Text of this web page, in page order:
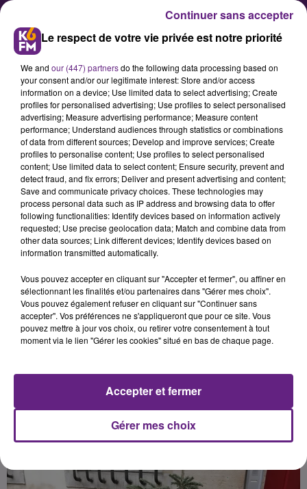
Pour vous débarrasser de votre
sapin de Noël à Dijon, c’est ce
vendredi soir
La collecte de sapins organisée par
Dijon métropole avait lieu cette
semaine dans différentes
dijonnaise. Sur le territoire de la
ville de Dijon (hors zones
d’activités), la collecte sera réalisée
ce vendredi soir. Il faudra déposer
sur votre trottoir, entre 18h et 20h.
Publié : 8 janvier 2021 à 5h30 par la rédaction
Le respect de votre vie privée est notre priorité
We and our (447) partnersdo the following data processing based on
your consent and/or our legitimate interest: Store and/or access
information on a device; Use limited data to select advertising; Create
profiles for personalised advertising; Use profiles to select personalised
advertising; Measure advertising performance; Measure content
performance; Understand audiences through statistics or combinations
of data from different sources; Develop and improve services; Create
profiles to personalise content; Use profiles to select personalised
content; Use limited data to select content; Ensure security, prevent and
detect fraud, and fix errors; Deliver and present advertising and content;
Save and communicate privacy choices. These technologies may
process personal data such as IP address and browsing data to offer
following functionalities: Identify devices based on information actively
requested; Use precise geolocation data; Match and combine data from
other data sources; Link different devices; Identify devices based on
information transmitted automatically.
Vous pouvez accepter en cliquant sur "Accepter et fermer", ou affiner en
sélectionnant les finalités et/ou partenaires dans "Gérer mes choix".
Vous pouvez également refuser en cliquant sur "Continuer sans
accepter". Vos préférences ne s'appliqueront que pour ce site. Vous
pouvez mettre à jour vos choix, ou retirer votre consentement à tout
moment via le lien "Gérer les cookies" situé en bas de chaque page.
Gérer mes choix
Accepter et fermer
Continuer sans accepter